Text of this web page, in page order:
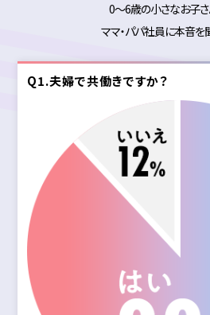
0～6歳の小さなお子
ママ・パパ社員に本音を
Q1.夫婦で共働きですか？